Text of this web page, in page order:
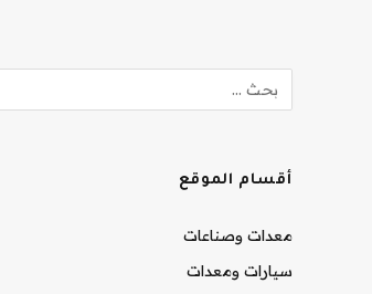
أقسام الموقع
معدات وصناعات
سيارات ومعدات